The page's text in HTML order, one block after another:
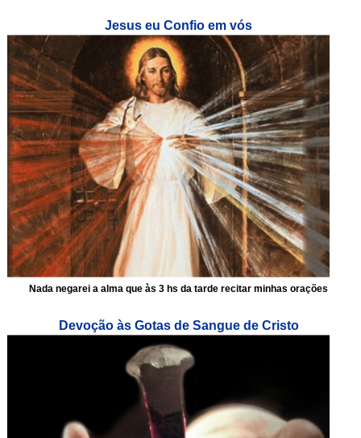
Jesus eu Confio em vós
Nada negarei a alma que às 3 hs da tarde recitar minhas orações
Devoção às Gotas de Sangue de Cristo